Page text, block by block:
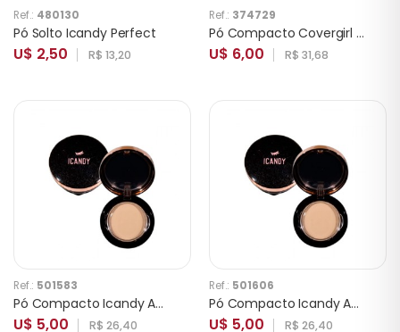
Ref.: 480130
Pó Solto Icandy Perfect
U$ 2,50 R$ 13,20
Ref.: 374729
Pó Compacto Covergirl Clean Matte 525 Buff Beige
U$ 6,00 R$ 31,68
Ref.: 501583
Pó Compacto Icandy Amazing 21 Jasmine
U$ 5,00 R$ 26,40
Ref.: 501606
Pó Compacto Icandy Amazing 23 Orchid
U$ 5,00 R$ 26,40